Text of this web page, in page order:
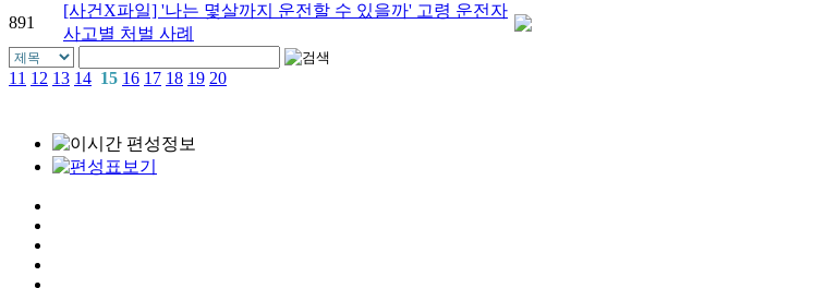
891
[사건X파일] '나는 몇살까지 운전할 수 있을까' 고령 운전자
사고별 처벌 사례
11 12 13 14 15 16 17 18 19 20